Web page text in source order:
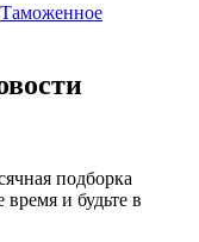
Таможенное
подборка
и будьте в